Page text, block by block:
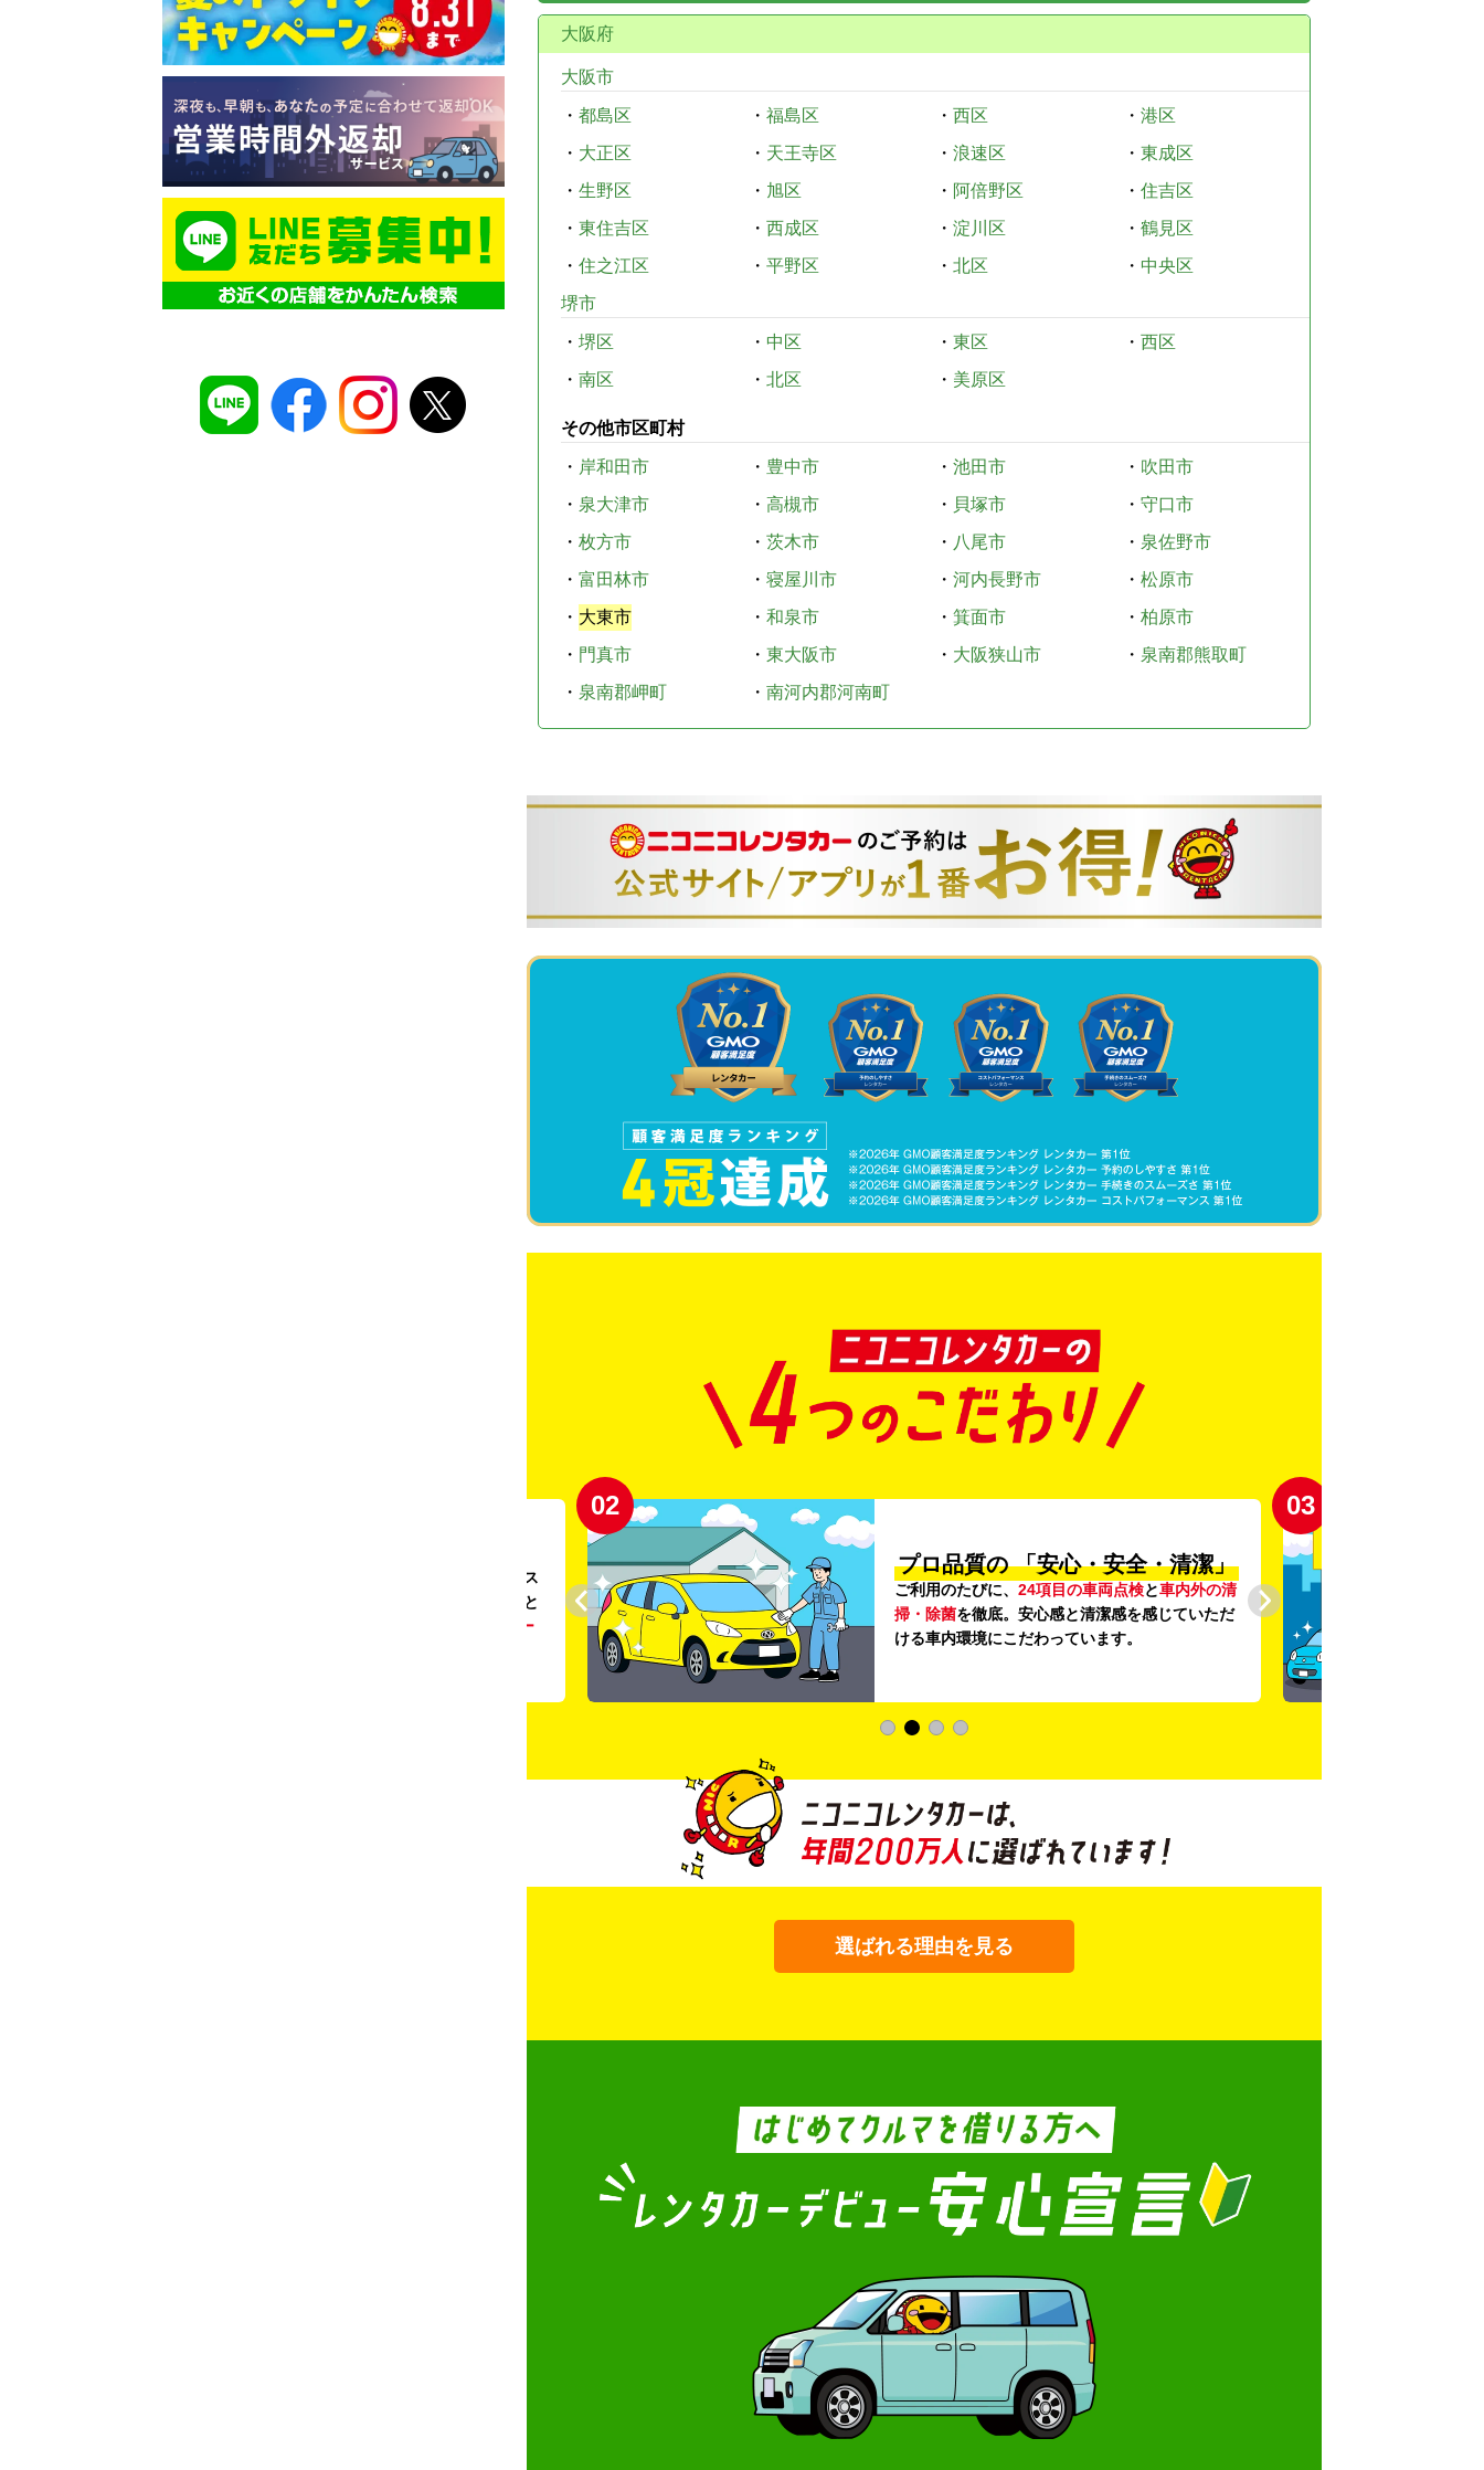
大阪府
大阪市
・ 都島区 ・ 福島区 ・ 西区 ・ 港区
・ 大正区 ・ 天王寺区 ・ 浪速区 ・ 東成区
・ 生野区 ・ 旭区 ・ 阿倍野区 ・ 住吉区
・ 東住吉区 ・ 西成区 ・ 淀川区 ・ 鶴見区
・ 住之江区 ・ 平野区 ・ 北区 ・ 中央区
堺市
・ 堺区 ・ 中区 ・ 東区 ・ 西区
・ 南区 ・ 北区 ・ 美原区
その他市区町村
・ 岸和田市 ・ 豊中市 ・ 池田市 ・ 吹田市
・ 泉大津市 ・ 高槻市 ・ 貝塚市 ・ 守口市
・ 枚方市 ・ 茨木市 ・ 八尾市 ・ 泉佐野市
・ 富田林市 ・ 寝屋川市 ・ 河内長野市 ・ 松原市
・ 大東市 ・ 和泉市 ・ 箕面市 ・ 柏原市
・ 門真市 ・ 東大阪市 ・ 大阪狭山市 ・ 泉南郡熊取町
・ 泉南郡岬町 ・ 南河内郡河南町
。ガソリンス
タンドや整備工場の既存インフラを活用すること
リー
02
プロ品質の 「安心・安全・清潔」
ご利用のたびに、 24項目の車両点検と車内外の清
掃・除菌を徹底。安心感と清潔感を感じていただ
ける車内環境にこだわっています。
03
選ばれる理由を見る